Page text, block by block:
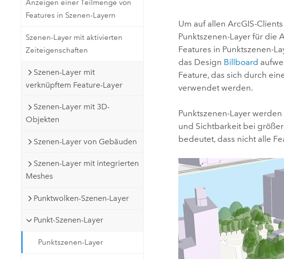
Developer-Technologie
die Kartenerstellung und
räumliche Analyse
Alle Produkte
Anzeigen einer Teilmenge von
Features in Szenen-Layern
Szenen-Layer mit aktivierten
Zeiteigenschaften
Szenen-Layer mit
verknüpftem Feature-Layer
Szenen-Layer mit 3D-
Objekten
Szenen-Layer von Gebäuden
Szenen-Layer mit integrierten
Meshes
Punktwolken-Szenen-Layer
Punkt-Szenen-Layer
Punktszenen-Layer
Um auf allen ArcGIS-
Punktszenen-Layer für die
Features in Punktszenen-
das Design Billboard
Feature, das sich durch
verwendet werden.
Punktszenen-Layer
und Sichtbarkeit bei
bedeutet, dass nicht alle